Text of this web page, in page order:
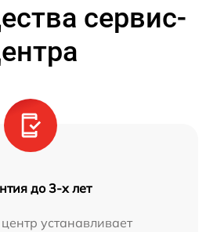
сервис-
до 3-х лет
устанавливает